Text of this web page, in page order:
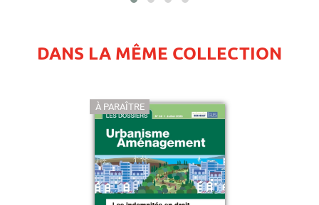
DANS LA MÊME COLLECTION
À PARAÎTRE